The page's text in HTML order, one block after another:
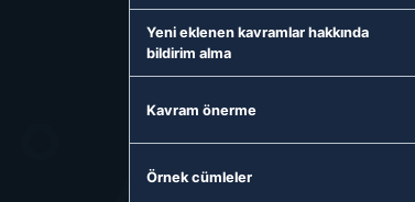
Yeni eklenen kavramlar hakkında
bildirim alma
Kavram önerme
Örnek cümleler